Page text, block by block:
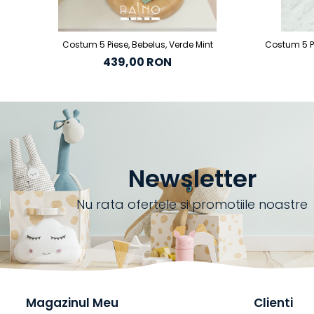
Costum 5 Piese, Bebelus, Verde Mint
439,00 RON
Costum 5
Newsletter
Nu rata ofertele si promotiile noastre
Magazinul Meu Clienti